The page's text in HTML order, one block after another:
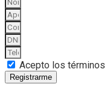
Acepto los
Registrarme